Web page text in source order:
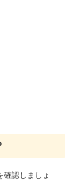
確認しましょ